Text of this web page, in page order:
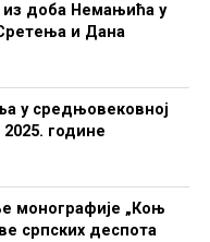
доба Немањића у
и Дана
у средњовековној
године
монографије „Коњ
српских деспота